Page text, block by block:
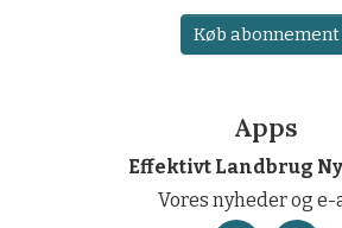
Køb abonnement
Apps
Effektivt Landbrug
Vores nyheder og e-